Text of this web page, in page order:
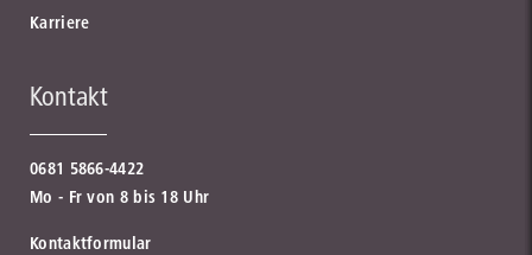
Karriere
Kontakt
0681 5866-4422
Mo - Fr von 8 bis 18 Uhr
Kontaktformular